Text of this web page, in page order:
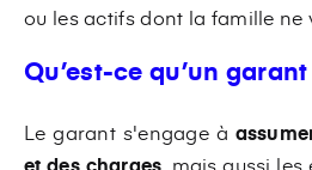
ou les actifs dont la famille ne
Qu’est-ce qu’un
Le garant s'engage à
, mais aussi